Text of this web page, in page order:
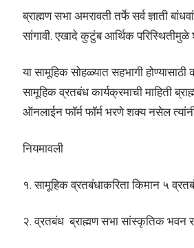
ब्राह्मण सभा अमरावती तर्फे सर्व ज्ञाती
सांगावी. एखादे कुटुंब आर्थिक परिस्थितीमुळे
या सामूहिक सोहळ्यात सहभागी
सामूहिक व्रतबंध कार्यक्रमाची माहिती
ऑनलाईन फॉर्म फॉर्म भरणे शक्य नसेल
नियमावली
१. सामूहिक व्रतबंधाकरिता किमान ५
२. व्रतबंध ब्राह्मण सभा सांस्कृतिक भवन